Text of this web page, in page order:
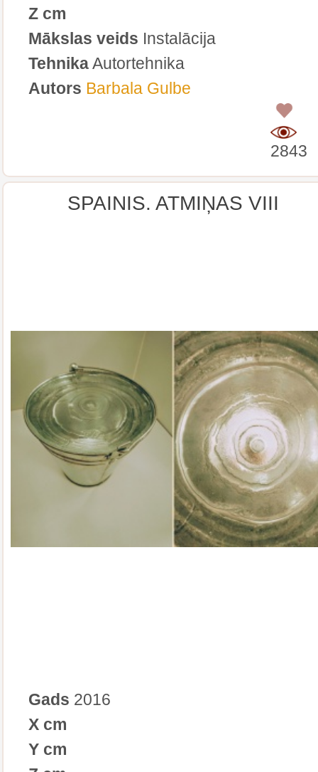
Z cm
Mākslas veids Instalācija
TehnikaAutortehnika
Autors Barbala Gulbe
2843
SPAINIS. ATMIŅAS VIII
Gads 2016
X cm
Y cm